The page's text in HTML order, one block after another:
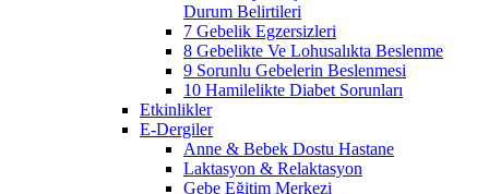
Durum Belirtileri
7 Gebelik Egzersizleri
8 Gebelikte Ve Lohusalıkta Beslenme
9 Sorunlu Gebelerin Beslenmesi
10 Hamilelikte Diabet Sorunları
Etkinlikler
E-Dergiler
Anne & Bebek Dostu Hastane
Laktasyon & Relaktasyon
Gebe Eğitim Merkezi